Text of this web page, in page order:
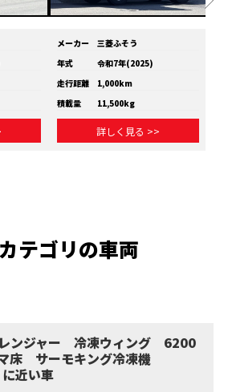
メーカー
三菱ふそう
年式
令和7年(2025)
走行距離
1,000km
積載量
11,500kg
詳しく見る >>
テゴリの車両
ンジャー 冷凍ウィング 6200
床 サーモキング冷凍機
近い車